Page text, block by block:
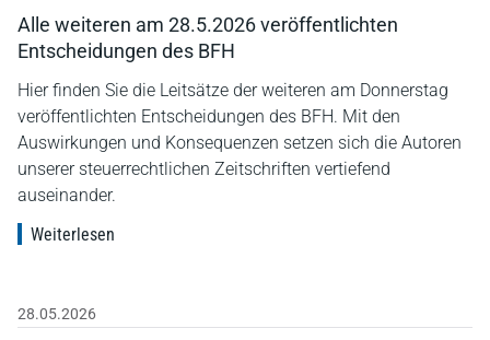
Alle weiteren am 28.5.2026 veröffentlichten
Entscheidungen des BFH
Hier finden Sie die Leitsätze der weiteren am Donnerstag
veröffentlichten Entscheidungen des BFH. Mit den
Auswirkungen und Konsequenzen setzen sich die Autoren
unserer steuerrechtlichen Zeitschriften vertiefend
auseinander.
Weiterlesen
28.05.2026